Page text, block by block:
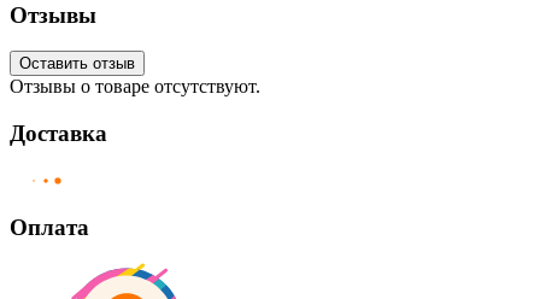
Отзывы
Оставить отзыв
Отзывы о товаре отсутствуют.
Доставка
Оплата